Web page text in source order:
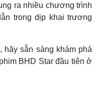
ra nhiều chương trình
trong dịp khai trương
hãy sẵn sàng khám phá
BHD Star đầu tiên ở